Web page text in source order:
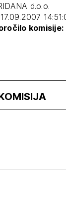
d.o.o.
komisije: